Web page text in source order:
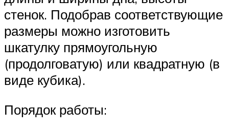
стенок. Подобрав соответствующие
размеры можно изготовить
шкатулку прямоугольную
(продолговатую) или квадратную (в
виде кубика).
Порядок работы: